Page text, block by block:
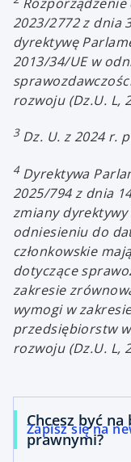
2023/2772 z dnia
dyrektywę
2013/34/UE w
rozwoju (Dz.U. L,
3 Dz. U. z 2024 r.
4 Dyrektywa
2025/794 z dnia
zmiany dyrektywy
odniesieniu do
członkowskie
dotyczące
zakresie
wymogi w
przedsiębiorstw
rozwoju (Dz.U. L,
Chcesz być
prawnymi?
Zapisz się na